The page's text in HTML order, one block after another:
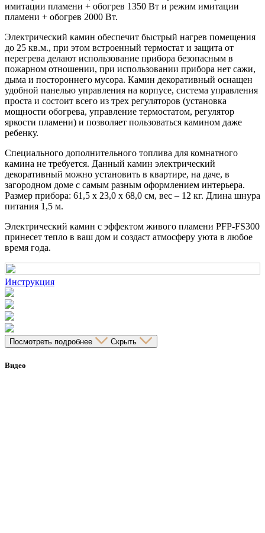
имитации пламени + обогрев 1350 Вт и режим имитации
пламени + обогрев 2000 Вт.
Электрический камин обеспечит быстрый нагрев помещения
до 25 кв.м., при этом встроенный термостат и защита от
перегрева делают использование прибора безопасным в
пожарном отношении, при использовании прибора нет сажи,
дыма и постороннего мусора. Камин декоративный оснащен
удобной панелью управления на корпусе, система управления
проста и состоит всего из трех регуляторов (установка
мощности обогрева, управление термостатом, регулятор
яркости пламени) и позволяет пользоваться камином даже
ребенку.
Специального дополнительного топлива для комнатного
камина не требуется. Данный камин электрический
декоративный можно установить в квартире, на даче, в
загородном доме с самым разным оформлением интерьера.
Размер прибора: 61,5 х 23,0 х 68,0 см, вес – 12 кг. Длина шнура
питания 1,5 м.
Электрический камин с эффектом живого пламени PFP-FS300
принесет тепло в ваш дом и создаст атмосферу уюта в любое
время года.
Инструкция
Посмотреть подробнее Скрыть
Видео